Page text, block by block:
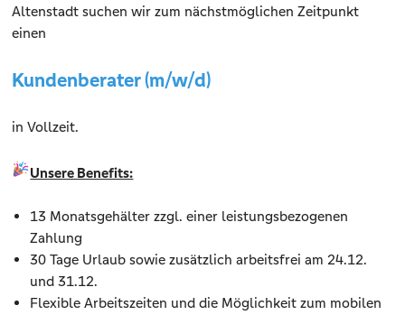
Altenstadt suchen wir zum nächstmöglichen Zeitpunkt
einen
Kundenberater (m/w/d)
in Vollzeit.
Unsere Benefits:
13 Monatsgehälter zzgl. einer leistungsbezogenen
Zahlung
30 Tage Urlaub sowie zusätzlich arbeitsfrei am 24.12.
und 31.12.
Flexible Arbeitszeiten und die Möglichkeit zum mobilen